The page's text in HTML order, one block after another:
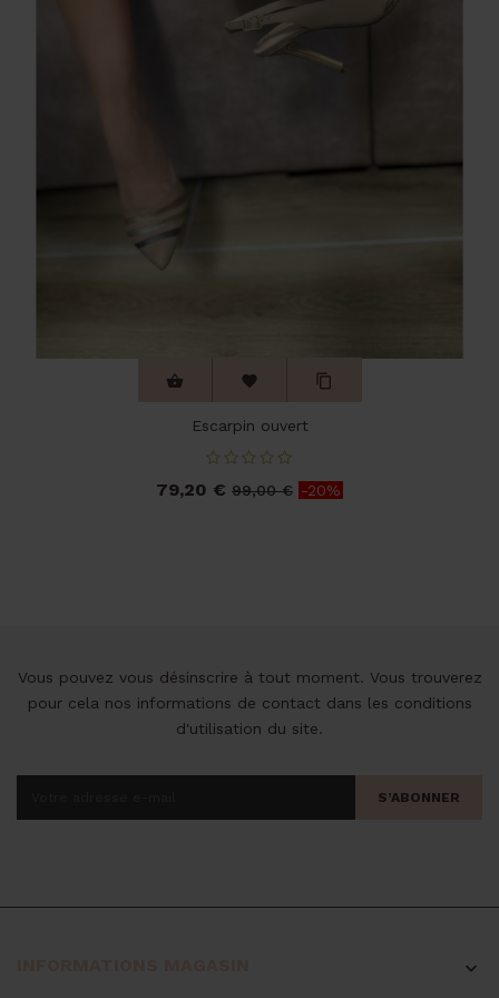
  
Escarpin ouvert
Prix
79,20 € Prix
99,00 € -20%
Vous pouvez vous désinscrire à tout moment. Vous trouverez
pour cela nos informations de contact dans les conditions
d'utilisation du site.
S’ABONNER
